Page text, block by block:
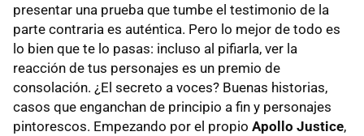
presentar una prueba que tumbe el testimonio de la
parte contraria es auténtica. Pero lo mejor de todo es
lo bien que te lo pasas: incluso al pifiarla, ver la
reacción de tus personajes es un premio de
consolación. ¿El secreto a voces? Buenas historias,
casos que enganchan de principio a fin y personajes
pintorescos. Empezando por el propio Apollo Justice,